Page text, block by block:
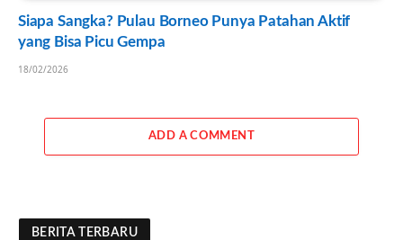
Siapa Sangka? Pulau Borneo Punya Patahan Aktif
yang Bisa Picu Gempa
18/02/2026
ADD A COMMENT
BERITA TERBARU